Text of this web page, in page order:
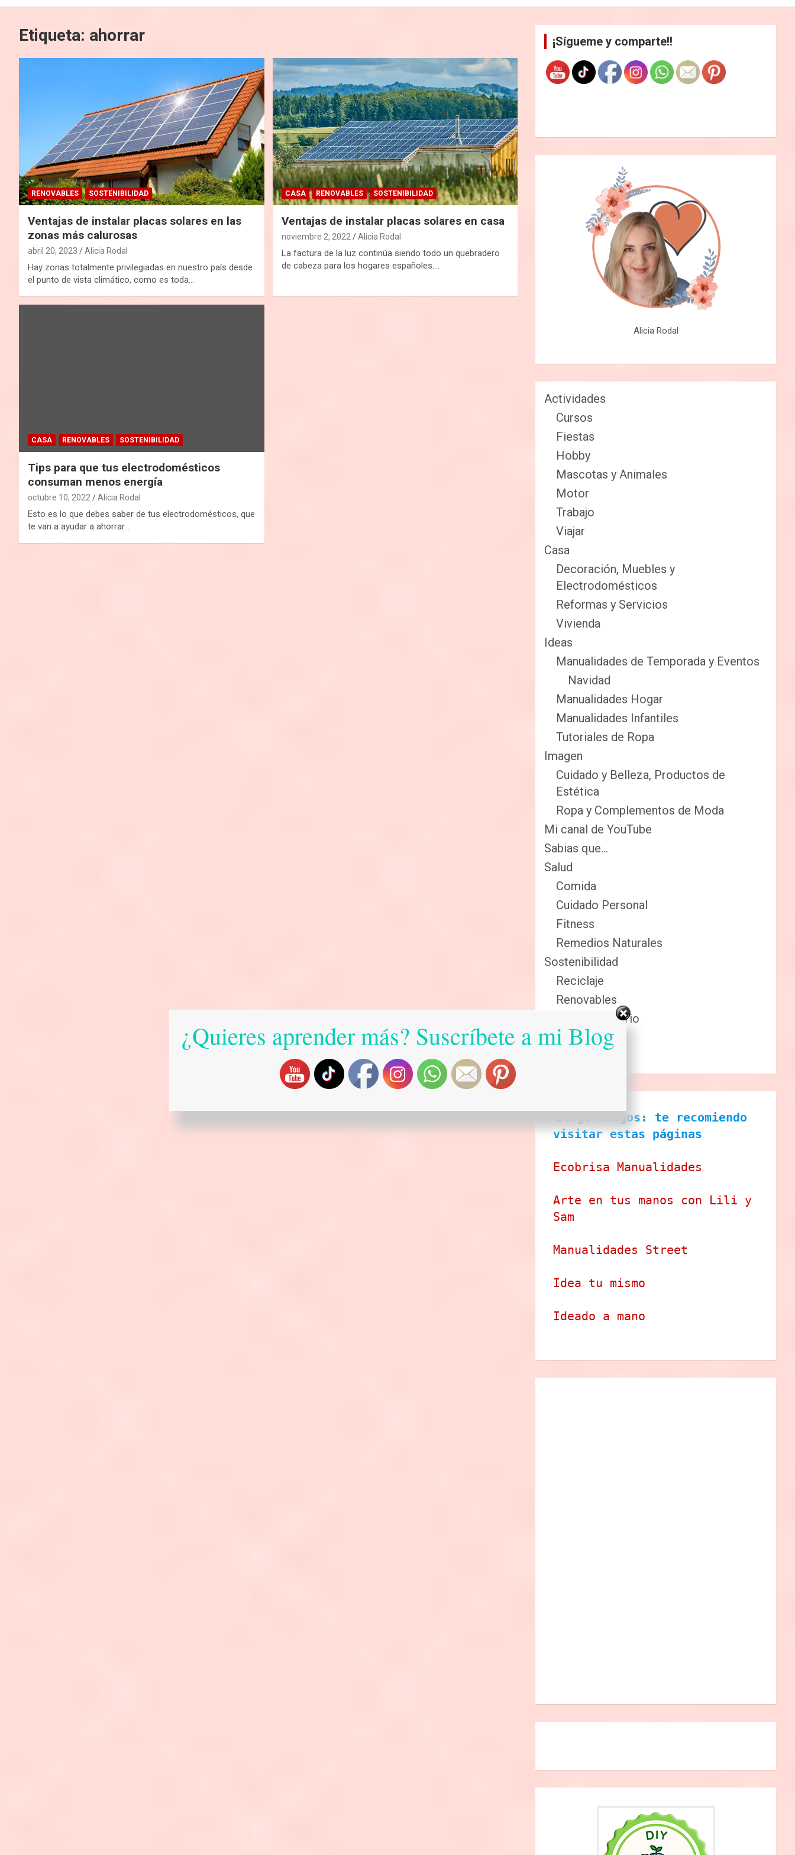
Etiqueta: ahorrar
RENOVABLES SOSTENIBILIDAD
Ventajas de instalar placas solares en las
zonas más calurosas
abril 20, 2023 Alicia Rodal
Hay zonas totalmente privilegiadas en nuestro país desde
el punto de vista climático, como es toda…
CASA RENOVABLES SOSTENIBILIDAD
Ventajas de instalar placas solares en casa
noviembre 2, 2022 Alicia Rodal
La factura de la luz continúa siendo todo un quebradero
de cabeza para los hogares españoles.…
CASA RENOVABLES SOSTENIBILIDAD
Tips para que tus electrodomésticos
consuman menos energía
octubre 10, 2022 Alicia Rodal
Esto es lo que debes saber de tus electrodomésticos, que
te van a ayudar a ahorrar…
¡Sígueme y comparte!!
Alicia Rodal
Actividades
Cursos
Fiestas
Hobby
Mascotas y Animales
Motor
Trabajo
Viajar
Casa
Decoración, Muebles y
Electrodomésticos
Reformas y Servicios
Vivienda
Ideas
Manualidades de Temporada y Eventos
Navidad
Manualidades Hogar
Manualidades Infantiles
Tutoriales de Ropa
Imagen
Cuidado y Belleza, Productos de
Estética
Ropa y Complementos de Moda
Mi canal de YouTube
Sabias que…
Salud
Comida
Cuidado Personal
Fitness
Remedios Naturales
Sostenibilidad
Reciclaje
Renovables
Sector Primario
Tecnologia
Blogs amigos: te recomiendo
visitar estas páginas
Ecobrisa Manualidades
Arte en tus manos con Lili y
Sam
Manualidades Street
Idea tu mismo
Ideado a mano
¿Quieres aprender más? Suscríbete a mi Blog